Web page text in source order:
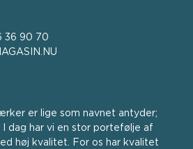
36 90 70
er lige som navnet antyder;
dag har vi en stor portefølje af
høj kvalitet. For os har kvalitet